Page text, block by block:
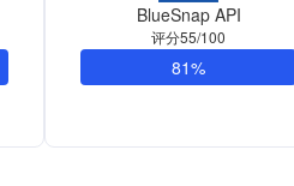
BlueSnap API
评分55/100
81%